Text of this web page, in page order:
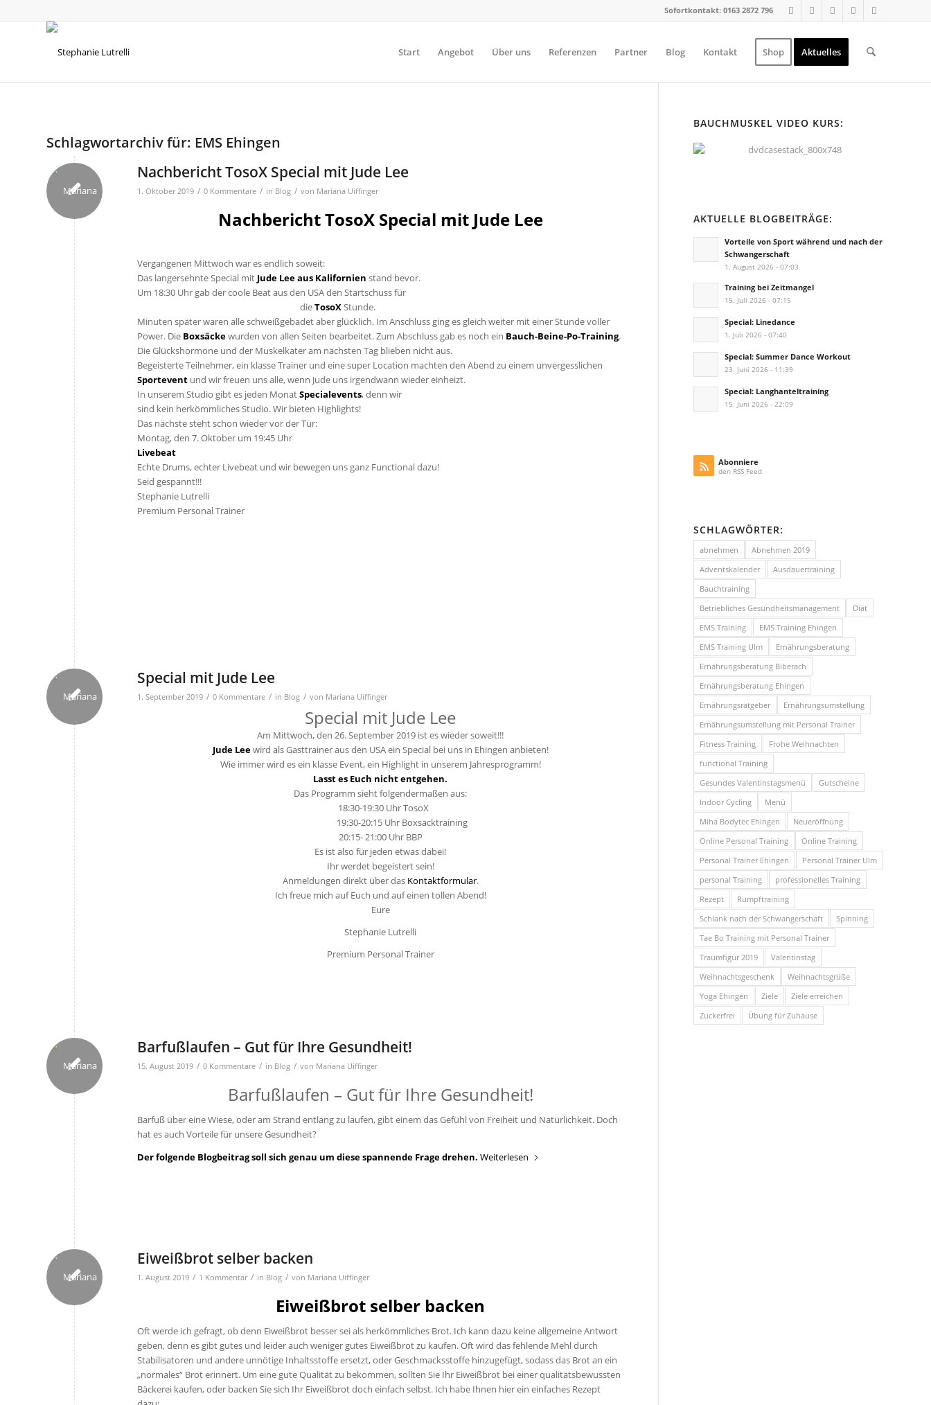
Sofortkontakt: 0163 2872 796
Start Angebot Über uns Referenzen Partner Blog Kontakt Shop Aktuelles
Schlagwortarchiv für: EMS Ehingen
Nachbericht TosoX Special mit Jude Lee
1. Oktober 2019 / 0 Kommentare / in Blog / von Mariana Uiffinger
Nachbericht TosoX Special mit Jude Lee
Vergangenen Mittwoch war es endlich soweit:
Das langersehnte Special mit Jude Lee aus Kalifornien stand bevor.
Um 18:30 Uhr gab der coole Beat aus den USA den Startschuss für
dieTosoXStunde.
Minuten später waren alle schweißgebadet aber glücklich. Im Anschluss ging es gleich weiter mit einer Stunde voller
Power. Die Boxsäckewurden von allen Seiten bearbeitet. Zum Abschluss gab es noch ein Bauch-Beine-Po-Training.
Die Glückshormone und der Muskelkater am nächsten Tag blieben nicht aus.
Begeisterte Teilnehmer, ein klasse Trainer und eine super Location machten den Abend zu einem unvergesslichen
Sportevent und wir freuen uns alle, wenn Jude uns irgendwann wieder einheizt.
In unserem Studio gibt es jeden MonatSpecialevents, denn wir
sind kein herkömmliches Studio. Wir bieten Highlights!
Das nächste steht schon wieder vor der Tür:
Montag, den 7. Oktober um 19:45 Uhr
Livebeat
Echte Drums, echter Livebeat und wir bewegen uns ganz Functional dazu!
Seid gespannt!!!
Stephanie Lutrelli
Premium Personal Trainer
Special mit Jude Lee
1. September 2019 / 0 Kommentare / in Blog / von Mariana Uiffinger
Special mit Jude Lee
Am Mittwoch, den 26. September 2019 ist es wieder soweit!!!
Jude Leewird als Gasttrainer aus den USA ein Special bei uns in Ehingen anbieten!
Wie immer wird es ein klasse Event, ein Highlight in unserem Jahresprogramm!
Lasst es Euch nicht entgehen.
Das Programm sieht folgendermaßen aus:
18:30-19:30 Uhr TosoX
19:30-20:15 Uhr Boxsacktraining
20:15- 21:00 Uhr BBP
Es ist also für jeden etwas dabei!
Ihr werdet begeistert sein!
Anmeldungen direkt über das Kontaktformular.
Ich freue mich auf Euch und auf einen tollen Abend!
Eure
Stephanie Lutrelli
Premium Personal Trainer
Barfußlaufen – Gut für Ihre Gesundheit!
15. August 2019 / 0 Kommentare / in Blog / von Mariana Uiffinger
Barfußlaufen – Gut für Ihre Gesundheit!
Barfuß über eine Wiese, oder am Strand entlang zu laufen, gibt einem das Gefühl von Freiheit und Natürlichkeit. Doch
hat es auch Vorteile für unsere Gesundheit?
Der folgende Blogbeitrag soll sich genau um diese spannende Frage drehen. Weiterlesen
Eiweißbrot selber backen
1. August 2019 / 1 Kommentar / in Blog / von Mariana Uiffinger
Eiweißbrot selber backen
Oft werde ich gefragt, ob denn Eiweißbrot besser sei als herkömmliches Brot. Ich kann dazu keine allgemeine Antwort
geben, denn es gibt gutes und leider auch weniger gutes Eiweißbrot zu kaufen. Oft wird das fehlende Mehl durch
Stabilisatoren und andere unnötige Inhaltsstoffe ersetzt, oder Geschmacksstoffe hinzugefügt, sodass das Brot an ein
„normales“ Brot erinnert. Um eine gute Qualität zu bekommen, sollten Sie Ihr Eiweißbrot bei einer qualitätsbewussten
Bäckerei kaufen, oder backen Sie sich Ihr Eiweißbrot doch einfach selbst. Ich habe Ihnen hier ein einfaches Rezept
BAUCHMUSKEL VIDEO KURS:
AKTUELLE BLOGBEITRÄGE:
Vorteile von Sport während und nach der
Schwangerschaft
1. August 2026 - 07:03
Training bei Zeitmangel
15. Juli 2026 - 07:15
Special: Linedance
1. Juli 2026 - 07:40
Special: Summer Dance Workout
23. Juni 2026 - 11:39
Special: Langhanteltraining
15. Juni 2026 - 22:09
Abonniere
den RSS Feed
SCHLAGWÖRTER:
abnehmen
Abnehmen 2019
Adventskalender
Ausdauertraining
Bauchtraining
Betriebliches Gesundheitsmanagement
Diät
EMS Training
EMS Training Ehingen
EMS Training Ulm
Ernährungsberatung
Ernährungsberatung Biberach
Ernährungsberatung Ehingen
Ernährungsratgeber
Ernährungsumstellung
Ernährungsumstellung mit Personal Trainer
Fitness Training
Frohe Weihnachten
functional Training
Gesundes Valentinstagsmenü
Gutscheine
Indoor Cycling
Menü
Miha Bodytec Ehingen
Neueröffnung
Online Personal Training
Online Training
Personal Trainer Ehingen
Personal Trainer Ulm
personal Training
professionelles Training
Rezept
Rumpftraining
Schlank nach der Schwangerschaft
Spinning
Tae Bo Training mit Personal Trainer
Traumfigur 2019
Valentinstag
Weihnachtsgeschenk
Weihnachtsgrüße
Yoga Ehingen
Ziele
Ziele erreichen
Zuckerfrei
Übung für Zuhause